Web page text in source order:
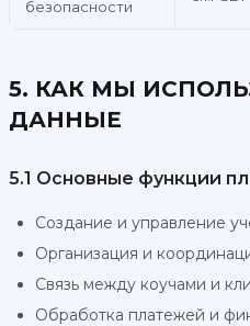
безопасности
5. КАК МЫ
ДАННЫЕ
5.1 Основные функции
Создание и управление
Организация и
Связь между коучами и
Обработка платежей и